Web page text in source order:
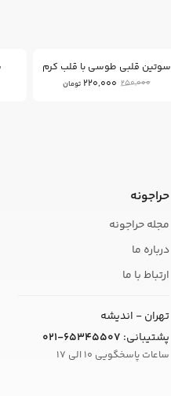
سوتین قلبی طوسی با قلب کرم
250,000
220,000 تومان
حراجونه
مجله حراجونه
درباره ما
ارتباط با ما
تهران - اندیشه
پشتیبانی: 021-65345507
ساعات پاسخگویی 10 الی 17